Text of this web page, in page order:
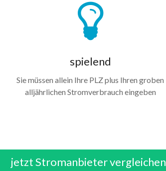
spielend
Sie müssen allein Ihre PLZ plus Ihren groben
alljährlichen Stromverbrauch eingeben
jetzt Stromanbieter vergleichen